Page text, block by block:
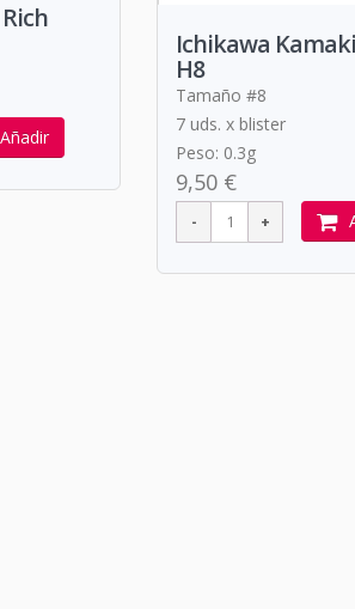
Añadir
Ichikawa
H8
Tamaño #8
7 uds. x blister
Peso: 0.3g
9,50 €